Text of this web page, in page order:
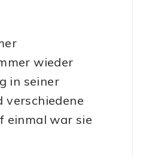
wieder
in seiner
verschiedene
einmal war sie